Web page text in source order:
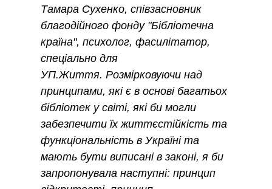
Тамара Сухенко, співзасновник
благодійного фонду "Бібліотечна
країна", психолог, фасилітатор,
спеціально для
УП.Життя. Розмірковуючи над
принципами, які є в основі багатьох
бібліотек у світі, які би могли
забезпечити їх життєстійкість та
функціональність в Україні та
мають бути виписані в законі, я би
запропонувала наступні: принцип